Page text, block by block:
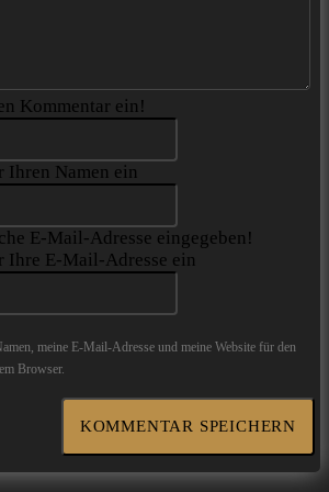
Kommentar ein!
Ihren Namen ein
E-Mail-Adresse eingegeben!
Ihre E-Mail-Adresse ein
meine E-Mail-Adresse und meine Website für den
Browser.